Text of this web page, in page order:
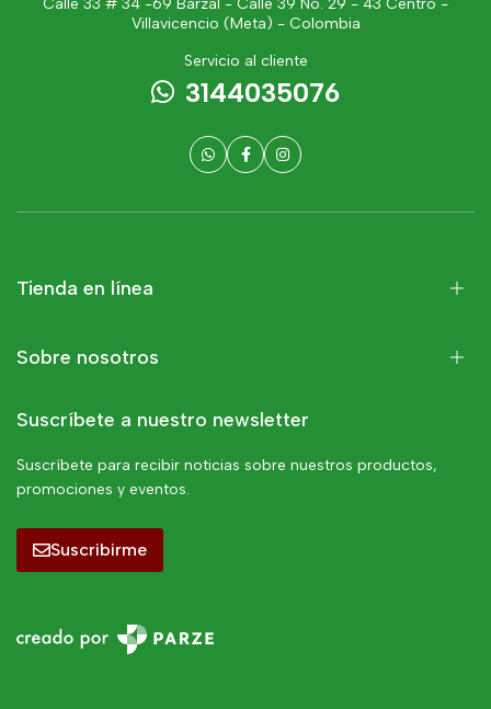
Calle 33 # 34 -69 Barzal - Calle 39 No. 29 - 43 Centro -
Villavicencio (Meta) - Colombia
Servicio al cliente
3144035076
Tienda en línea
Sobre nosotros
Suscríbete a nuestro newsletter
Suscríbete para recibir noticias sobre nuestros productos,
promociones y eventos.
Suscribirme